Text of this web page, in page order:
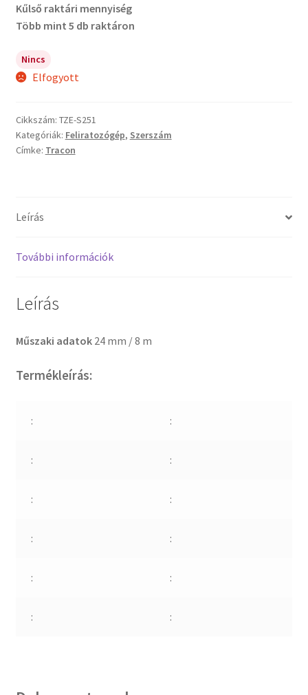
Kűlső raktári mennyiség
Több mint 5 db raktáron
Nincs
Elfogyott
Cikkszám: TZE-S251
Kategóriák: Feliratozógép, Szerszám
Címke: Tracon
Leírás
További információk
Leírás
Műszaki adatok 24 mm / 8 m
Termékleírás:
: :
: :
: :
: :
: :
: :